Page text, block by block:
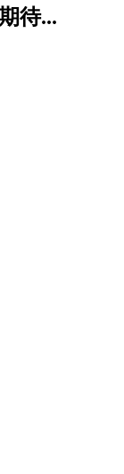
待...